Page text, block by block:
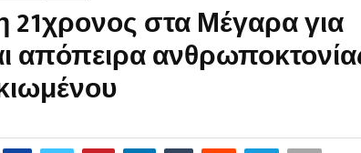
21χρονος στα Μέγαρα για
απόπειρα